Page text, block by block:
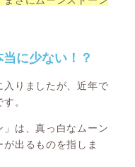
に少ない！？
入りましたが、近年で
。
は、真っ白なムーン
出るものを指しま